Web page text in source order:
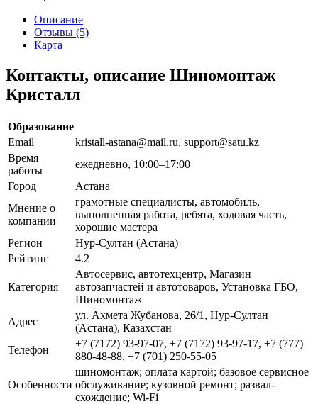
Описание
Отзывы (5)
Карта
Контакты, описание Шиномонтаж
Кристалл
Образование
Email
kristall-astana@mail.ru, support@satu.kz
Время
работы
ежедневно, 10:00–17:00
Город
Астана
Мнение о
компании
грамотные специалисты, автомобиль,
выполненная работа, ребята, ходовая часть,
хорошие мастера
Регион
Нур-Султан (Астана)
Рейтинг
4.2
Категория
Автосервис, автотехцентр, Магазин
автозапчастей и автотоваров, Установка ГБО,
Шиномонтаж
Адрес
ул. Ахмета Жубанова, 26/1, Нур-Султан
(Астана), Казахстан
Телефон
+7 (7172) 93-97-07, +7 (7172) 93-97-17, +7 (777)
880-48-88, +7 (701) 250-55-05
Особенности
шиномонтаж; оплата картой; базовое сервисное
обслуживание; кузовной ремонт; развал-
схождение; Wi-Fi